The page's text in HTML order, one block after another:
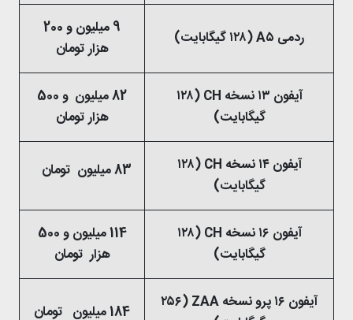
ردمی A۵ (۱۲۸ گیگابایت)
9 میلیون و 200
هزار تومان
آیفون ۱۳ نسخه CH (۱۲۸
گیگابایت)
82 میلیون و 500
هزار تومان
آیفون ۱۴ نسخه CH (۱۲۸
گیگابایت)
83 میلیون تومان
آیفون ۱۶ نسخه CH (۱۲۸
گیگابایت)
114 میلیون و 500
هزار تومان
آیفون ۱۶ پرو نسخه ZAA (۲۵۶
184 میلیون تومان